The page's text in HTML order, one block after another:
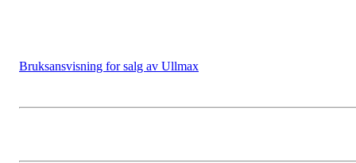
Bruksansvisning for salg av Ullmax